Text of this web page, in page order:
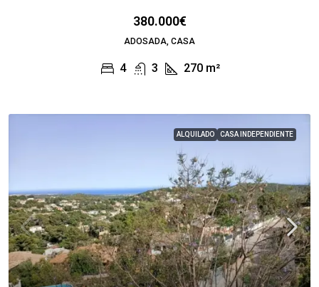
380.000€
ADOSADA, CASA
4 3 270 m²
ALQUILADO CASA INDEPENDIENTE